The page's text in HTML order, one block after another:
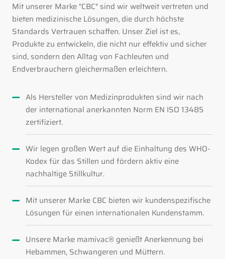
Mit unserer Marke "CBC" sind wir weltweit vertreten und
bieten medizinische Lösungen, die durch höchste
Standards Vertrauen schaffen. Unser Ziel ist es,
Produkte zu entwickeln, die nicht nur effektiv und sicher
sind, sondern den Alltag von Fachleuten und
Endverbrauchern gleichermaßen erleichtern.
Als Hersteller von Medizinprodukten sind wir nach
der international anerkannten Norm EN ISO 13485
zertifiziert.
Wir legen großen Wert auf die Einhaltung des WHO-
Kodex für das Stillen und fördern aktiv eine
nachhaltige Stillkultur.
Mit unserer Marke CBC bieten wir kundenspezifische
Lösungen für einen internationalen Kundenstamm.
Unsere Marke mamivac® genießt Anerkennung bei
Hebammen, Schwangeren und Müttern.